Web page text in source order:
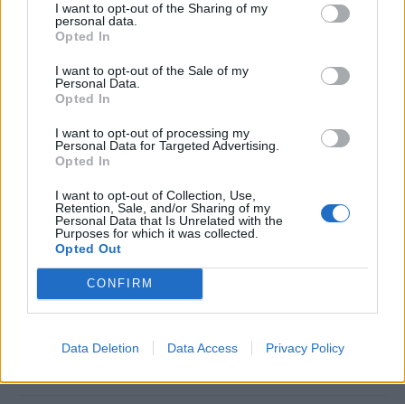
I want to opt-out of the Sharing of my
personal data.
Opted In
I want to opt-out of the Sale of my
Personal Data.
Opted In
I want to opt-out of processing my
Personal Data for Targeted Advertising.
Opted In
I want to opt-out of Collection, Use,
Retention, Sale, and/or Sharing of my
Personal Data that Is Unrelated with the
Purposes for which it was collected.
Opted Out
CONFIRM
Data Deletion Data Access Privacy Policy
NEWSROOM/27 Ιουλ 2026
ΕΡΓΑΣΙΑ & ΣΥΝΤΑΞΗ
ΔΥΠΑ: Ξεκίνησαν οι αιτήσεις για τις 1.000